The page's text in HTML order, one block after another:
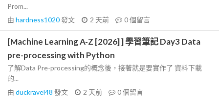
Prom...
由 hardness1020發文 2 天前 0個留言
[Machine Learning A-Z [2026] ] 學習筆記 Day3 Data
pre-processing with Python
了解Data Pre-processing的概念後，接著就是要實作了 資料下載
的...
由 duckravel48 發文 2 天前 0個留言